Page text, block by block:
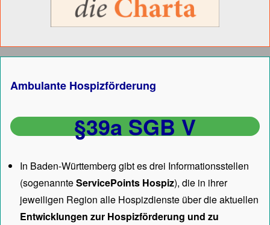
Ambulante Hospizförderung
§39a SGB V
In Baden-Württemberg gibt es drei Informationsstellen
(sogenannteServicePoints Hospiz), die in ihrer
jeweiligen Region alle Hospizdienste über die aktuellen
Entwicklungen zur Hospizförderung und zu